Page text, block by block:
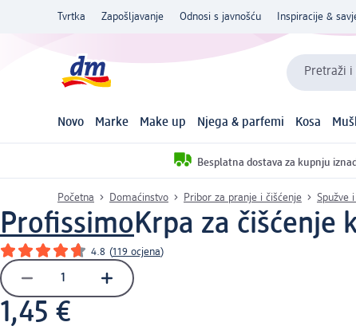
Tvrtka Zapošljavanje Odnosi s javnošću Inspiracije &
Pretraži i
Novo Marke Make up Njega & parfemi Kosa
Besplatna dostava za kupnju
Početna Domaćinstvo Pribor za pranje i čišćenje Spužve
ProfissimoKrpa za čišćenje
4.8 (119 ocjena)
1,45 €